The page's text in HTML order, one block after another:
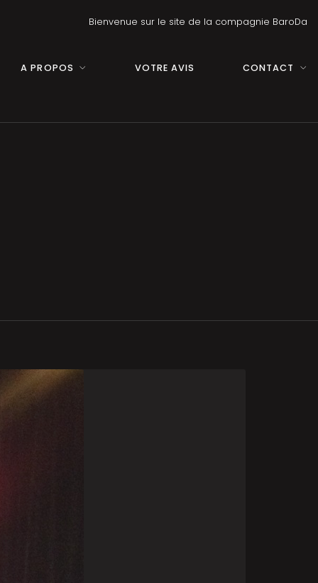
Bienvenue sur le site de la compagnie BaroDa
A PROPOS VOTRE AVIS CONTACT